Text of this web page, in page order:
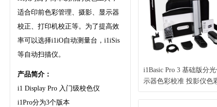
适合印前色彩管理、摄影、显示器
校正、打印机校正等。为了提高效
率可以选择i1iO自动测量台，i1iSis
等自动扫描仪。
产品简介：
i1 Display Pro 入门级校色仪
i1Pro分为3个版本
i1Basic Pro 3 基础版分
示器色彩校准 投影仪色
色带色表扫描 i1Pro3系